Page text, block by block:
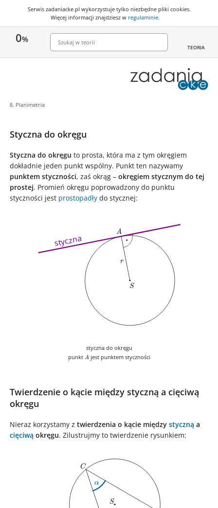
Serwis zadaniacke.pl wykorzystuje tylko niezbędne pliki cookies.
Więcej informacji znajdziesz w regulaminie.
0%
TEORIA
8. Planimetria
Styczna do okręgu
Styczna do okręgu to prosta, która ma z tym okręgiem
dokładnie jeden punkt wspólny. Punkt ten nazywamy
punktem styczności, zaś okrąg – okręgiem stycznym do tej
prostej. Promień okręgu poprowadzony do punktu
styczności jest prostopadły do stycznej:
A
A
S
S
r
r
styczna
styczna do okręgu
punkt A
Ajest punktem styczności
Twierdzenie o kącie między styczną a cięciwą
okręgu
Nieraz korzystamy z twierdzenia o kącie między styczną a
cięciwą okręgu. Zilustrujmy to twierdzenie rysunkiem:
C
C
S
S
\alpha
α